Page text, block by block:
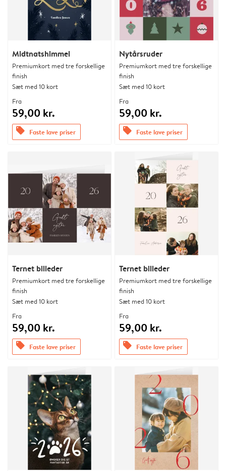
Midtnatshimmel
Premiumkort med tre forskellige
finish
Sæt med 10 kort
Fra
59,00 kr.
offers Faste lave priser
Nytårsruder
Premiumkort med tre forskellige
finish
Sæt med 10 kort
Fra
59,00 kr.
offers Faste lave priser
Ternet billeder
Premiumkort med tre forskellige
finish
Sæt med 10 kort
Fra
59,00 kr.
offers Faste lave priser
Ternet billeder
Premiumkort med tre forskellige
finish
Sæt med 10 kort
Fra
59,00 kr.
offers Faste lave priser